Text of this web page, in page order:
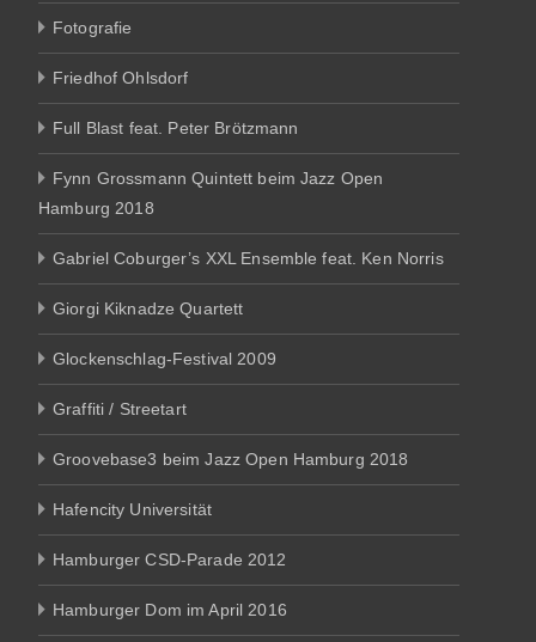
Fotografie
Friedhof Ohlsdorf
Full Blast feat. Peter Brötzmann
Fynn Grossmann Quintett beim Jazz Open
Hamburg 2018
Gabriel Coburger’s XXL Ensemble feat. Ken Norris
Giorgi Kiknadze Quartett
Glockenschlag-Festival 2009
Graffiti / Streetart
Groovebase3 beim Jazz Open Hamburg 2018
Hafencity Universität
Hamburger CSD-Parade 2012
Hamburger Dom im April 2016